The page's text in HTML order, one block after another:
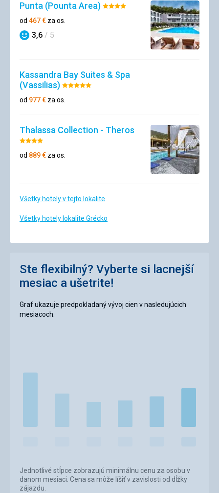
Punta (Pounta Area)Hodnotenie:
od 467€ za os.
Hodnotenie
3,6 / 5
Kassandra Bay Suites & Spa
(Vassilias)Hodnotenie:
5/5
od 977€ za os.
Thalassa Collection - Theros
Hodnotenie:
4/5
od 889€ za os.
Všetky hotely v tejto lokalite
Všetky hotely lokalite Grécko
Ste flexibilný? Vyberte si lacnejší
mesiac a ušetrite!
Graf ukazuje predpokladaný vývoj cien v nasledujúcich
mesiacoch.
Jednotlivé stĺpce zobrazujú minimálnu cenu za osobu v
danom mesiaci. Cena sa môže líšiť v zavislosti od dĺžky
zájazdu.